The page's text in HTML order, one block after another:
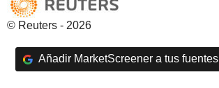
© Reuters - 2026
Añadir MarketScreener a tus fuentes